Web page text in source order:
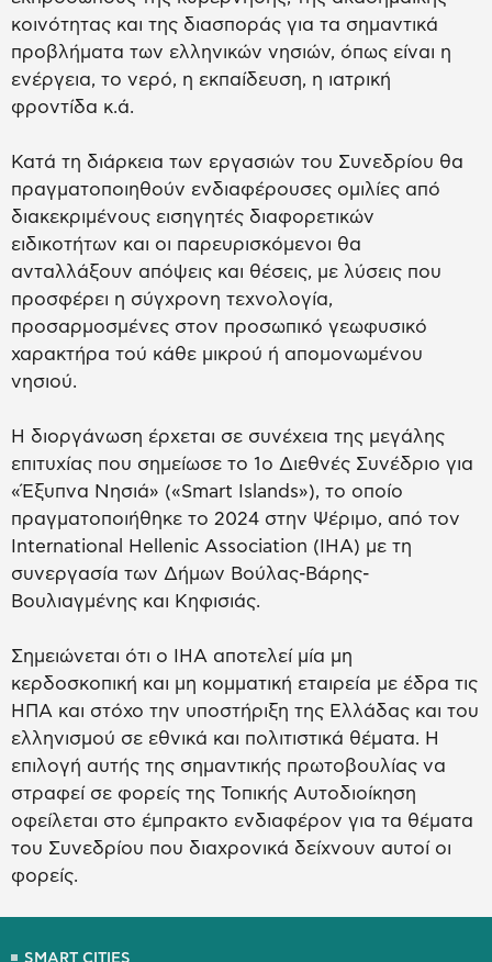
κοινότητας και της διασποράς για τα σημαντικά
προβλήματα των ελληνικών νησιών, όπως είναι η
ενέργεια, το νερό, η εκπαίδευση, η ιατρική
φροντίδα κ.ά.
Κατά τη διάρκεια των εργασιών του Συνεδρίου θα
πραγματοποιηθούν ενδιαφέρουσες ομιλίες από
διακεκριμένους εισηγητές διαφορετικών
ειδικοτήτων και οι παρευρισκόμενοι θα
ανταλλάξουν απόψεις και θέσεις, με λύσεις που
προσφέρει η σύγχρονη τεχνολογία,
προσαρμοσμένες στον προσωπικό γεωφυσικό
χαρακτήρα τού κάθε μικρού ή απομονωμένου
νησιού.
Η διοργάνωση έρχεται σε συνέχεια της μεγάλης
επιτυχίας που σημείωσε το 1ο Διεθνές Συνέδριο για
«Έξυπνα Νησιά» («Smart Islands»), το οποίο
πραγματοποιήθηκε το 2024 στην Ψέριμο, από τον
International Hellenic Association (IHA) με τη
συνεργασία των Δήμων Βούλας-Βάρης-
Βουλιαγμένης και Κηφισιάς.
Σημειώνεται ότι ο ΙΗΑ αποτελεί μία μη
κερδοσκοπική και μη κομματική εταιρεία με έδρα τις
ΗΠΑ και στόχο την υποστήριξη της Ελλάδας και του
ελληνισμού σε εθνικά και πολιτιστικά θέματα. Η
επιλογή αυτής της σημαντικής πρωτοβουλίας να
στραφεί σε φορείς της Τοπικής Αυτοδιοίκηση
οφείλεται στο έμπρακτο ενδιαφέρον για τα θέματα
του Συνεδρίου που διαχρονικά δείχνουν αυτοί οι
φορείς.